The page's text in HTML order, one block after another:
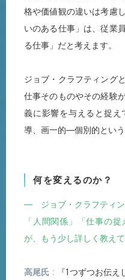
格や価値観の違いは考慮
いのある仕事」は、従業
る仕事」だと考えます。
ジョブ・クラフティング
仕事そのものやその経験
義に影響を与えると捉
導、画一的―個別的という
何を変えるのか？
― ジョブ・クラフティン
「人間関係」「仕事の
が、もう少し詳しく教えて
高尾氏 『1つずつお伝え